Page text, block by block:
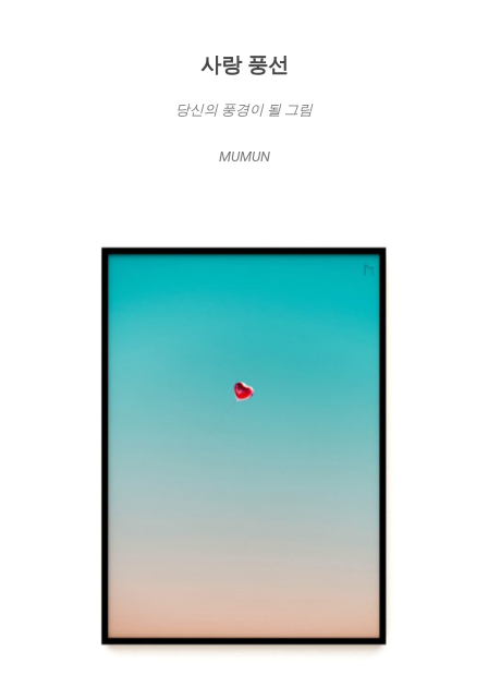
사랑 풍선
당신의 풍경이 될 그림
MUMUN